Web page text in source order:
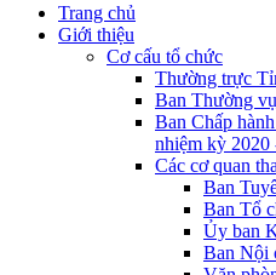
Trang chủ
Giới thiệu
Cơ cấu tổ chức
Thường trực
Ban Thường
Ban Chấp
nhiệm kỳ 2020
Các cơ quan
Ban
Ban Tổ
Ủy ban
Ban Nội